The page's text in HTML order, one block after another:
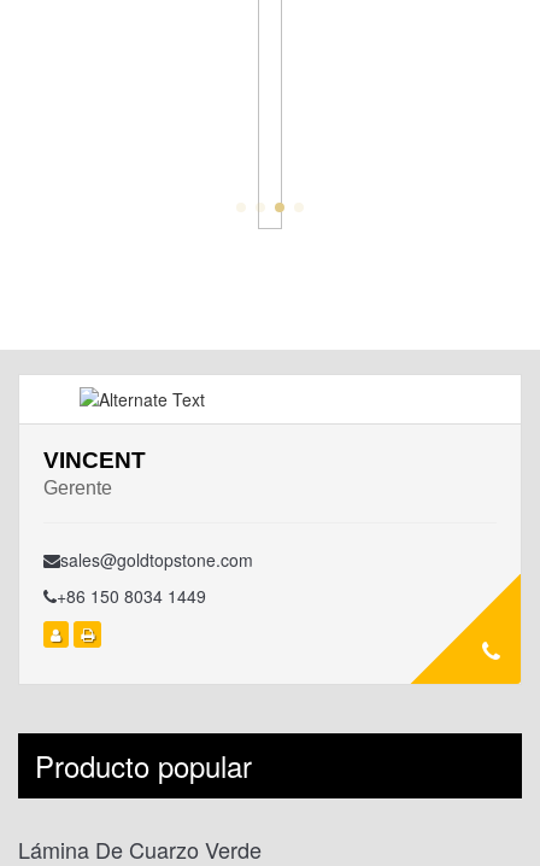
VINCENT
Gerente
sales@goldtopstone.com
+86 150 8034 1449
Producto popular
Lámina De Cuarzo Verde